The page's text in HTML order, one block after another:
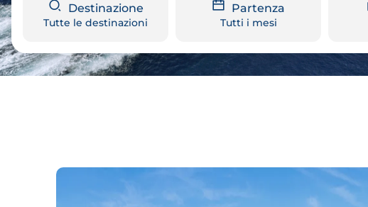
Destinazione
Tutte le destinazioni
Partenza
Tutti i mesi